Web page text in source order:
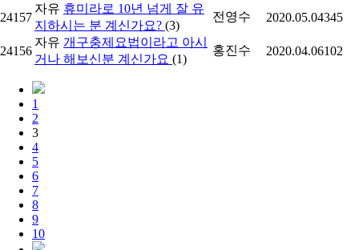
24157
자유 휴미라로 10년 넘게 잘 유
지하시는 분 계신가요? (3)
전영수 2020.05.04345
24156
자유 개구충제요법이라고 아시
거나 해보신분 계신가요 (1)
홍진수 2020.04.06102
1
2
3
4
5
6
7
8
9
10